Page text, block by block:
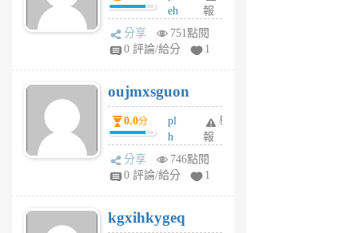
v
A
V
個
月
前
eh
ld
gy
個
月
前
報
分享
751點閱
0 評論/給分
1
oujmxsguon
0.0分
pl
h
wi
w
6
舉
報
分享
746點閱
0 評論/給分
1
kgxihkygeq